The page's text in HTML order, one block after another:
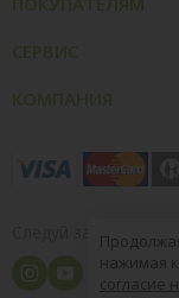
Следуй за нами
нажимая
согласие